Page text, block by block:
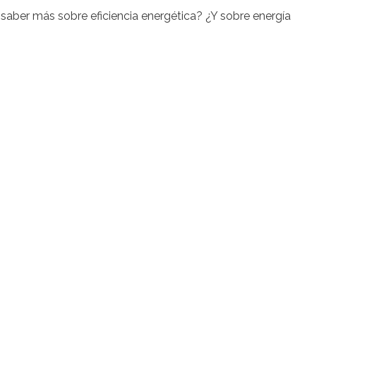
más sobre eficiencia energética? ¿Y sobre energía